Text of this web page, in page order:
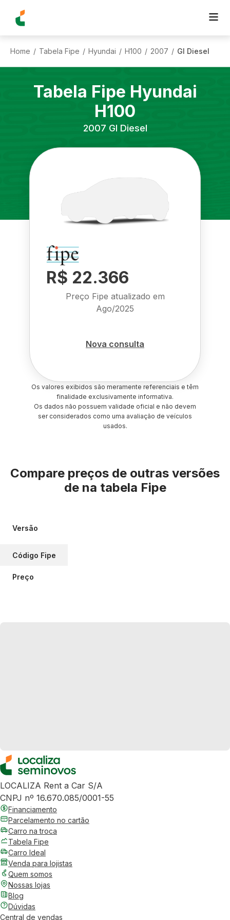
Home / Tabela Fipe / Hyundai / H100 / 2007 / Gl Diesel
Tabela Fipe Hyundai
H100
2007 Gl Diesel
R$ 22.366
Preço Fipe atualizado em
Ago/2025
Nova consulta
Os valores exibidos são meramente referenciais e têm
finalidade exclusivamente informativa.
Os dados não possuem validade oficial e não devem
ser considerados como uma avaliação de veículos
usados.
Compare preços de outras versões
de na tabela Fipe
Versão
Código Fipe
Preço
LOCALIZA Rent a Car S/A
CNPJ nº 16.670.085/0001-55
Financiamento
Parcelamento no cartão
Carro na troca
Tabela Fipe
Carro Ideal
Venda para lojistas
Quem somos
Nossas lojas
Blog
Dúvidas
Central de vendas